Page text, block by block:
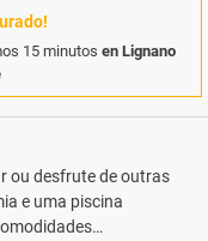
15 minutos en Lignano
ou desfrute de outras
e uma piscina